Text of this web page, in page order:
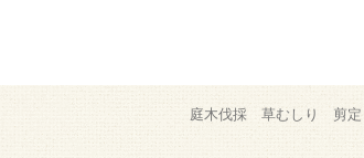
庭木伐採 草むしり 剪